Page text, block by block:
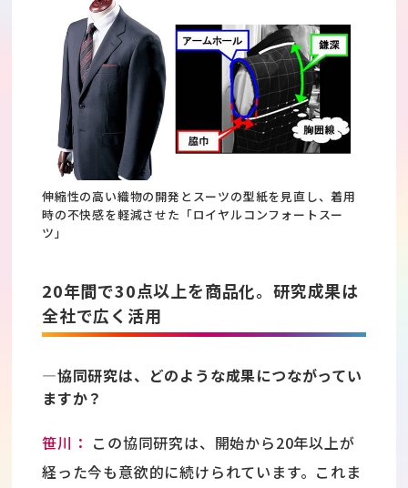
伸縮性の高い織物の開発とスーツの型紙を見直し、着用
時の不快感を軽減させた「ロイヤルコンフォートスー
ツ」
20年間で30点以上を商品化。研究成果は
全社で広く活用
―協同研究は、どのような成果につながってい
ますか？
笹川： この協同研究は、開始から20年以上が
経った今も意欲的に続けられています。これま